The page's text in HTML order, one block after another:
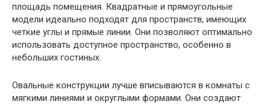
площадь помещения. Квадратные и прямоугольные
модели идеально подходят для пространств, имеющих
четкие углы и прямые линии. Они позволяют оптимально
использовать доступное пространство, особенно в
небольших гостиных.
Овальные конструкции лучше вписываются в комнаты с
мягкими линиями и округлыми формами. Они создают